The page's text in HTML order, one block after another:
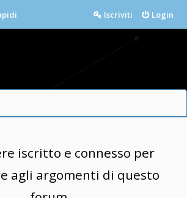
Login
Iscriviti
iscritto e connesso per
agli argomenti di questo